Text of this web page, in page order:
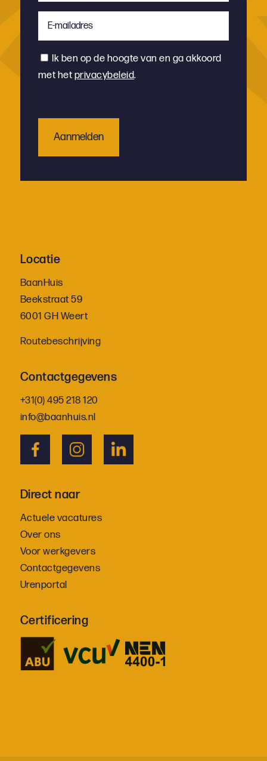
*Instemming
Ik ben op de hoogte van en ga akkoord
met het privacybeleid.
Locatie
BaanHuis
Beekstraat 59
6001 GH Weert
Routebeschrijving
Contactgegevens
+31(0) 495 218 120
info@baanhuis.nl
Direct naar
Actuele vacatures
Over ons
Voor werkgevers
Contactgegevens
Urenportal
Certificering